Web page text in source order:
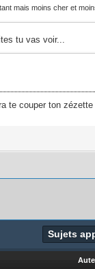
mais moins cher et
tu vas voir...
te couper ton zézette
Sujets